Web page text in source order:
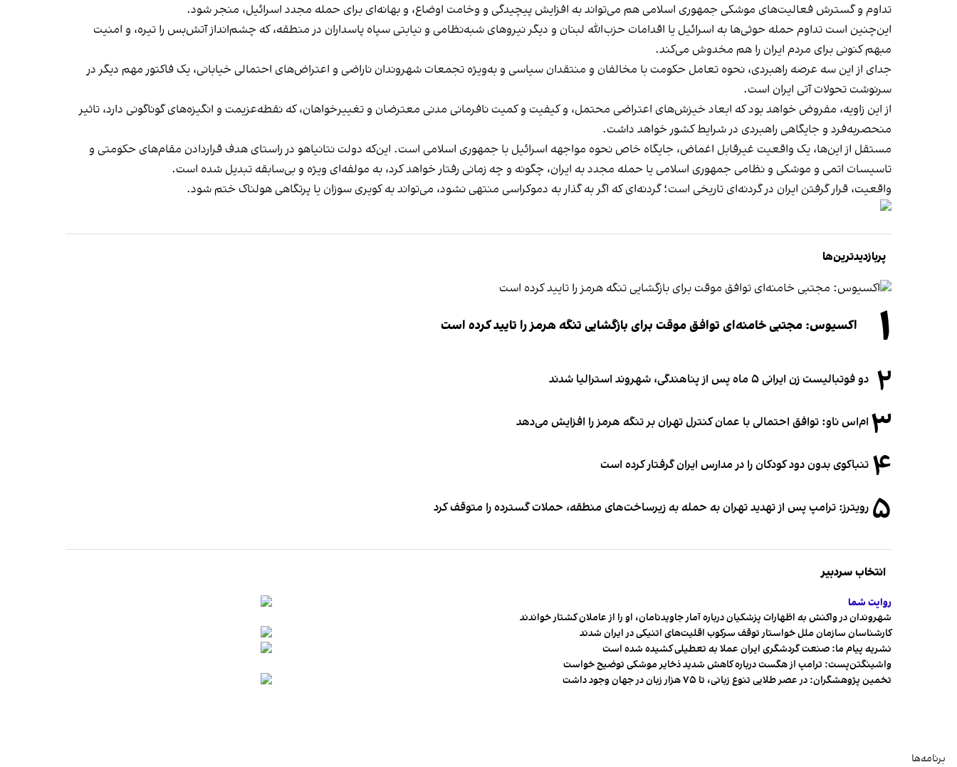
تداوم و گسترش فعالیت‌های موشکی جمهوری اسلامی هم می‌تواند به افزایش پیچیدگی و وخامت اوضاع، و بهانه‌ای برای حمله مجدد اسرائیل، منجر شود.
این‌چنین است تداوم حمله حوثی‌ها به اسرائیل یا اقدامات حزب‌الله لبنان و دیگر نیروهای شبه‌نظامی و نیابتی سپاه پاسداران در منطقه، که چشم‌انداز آتش‌بس را تیره، و امنیت
مبهم کنونی برای مردم ایران را هم مخدوش می‌کند.
‌جدای از این سه عرصه راهبردی، نحوه تعامل حکومت با مخالفان و منتقدان سیاسی و به‌ویژه تجمعات شهروندان ناراضی و اعتراض‌های احتمالی خیابانی، یک فاکتور مهم دیگر در
سرنوشت تحولات آتی ایران است.
از این زاویه، مفروض خواهد بود که ابعاد خیزش‌های اعتراضی محتمل، و کیفیت و کمیت نافرمانی مدنی معترضان و تغییرخواهان، که نقطه‌عزیمت و انگیزه‌های گوناگونی دارد، تاثیر
منحصر‌به‌فرد و جایگاهی راهبردی در شرایط کشور خواهد داشت.
مستقل از این‌ها، یک واقعیت غیرقابل اغماض، جایگاه خاص نحوه مواجهه اسرائیل با جمهوری اسلامی است. این‌که دولت نتانیاهو در راستای هدف ‌قراردادن مقام‌های حکومتی و
تاسیسات اتمی و موشکی و نظامی جمهوری اسلامی یا حمله مجدد به ایران، چگونه و چه زمانی رفتار خواهد کرد، به مولفه‌ای ویژه و بی‌سابقه تبدیل شده است.
واقعیت، قرار گرفتن ایران در گردنه‌ای تاریخی است؛ گردنه‌ای که اگر به گذار به دموکراسی منتهی نشود، می‌تواند به کویری سوزان یا پرتگاهی هولناک ختم شود.
پربازدیدترین‌ها
۱ اکسیوس: مجتبی خامنه‌ای توافق موقت برای بازگشایی تنگه هرمز را تایید کرده است
۲ دو فوتبالیست زن ایرانی ۵ ماه پس از پناهندگی، شهروند استرالیا شدند
۳ ام‌اس ناو: توافق احتمالی با عمان کنترل تهران بر تنگه هرمز را افزایش می‌دهد
۴ تنباکوی بدون دود کودکان را در مدارس ایران گرفتار کرده است
۵ رویترز: ترامپ پس از تهدید تهران به حمله به زیرساخت‌های منطقه، حملات گسترده را متوقف کرد
انتخاب سردبیر
روایت شما
شهروندان در واکنش به اظهارات پزشکیان درباره آمار جاویدنامان، او را از عاملان کشتار خواندند
کارشناسان سازمان ملل خواستار توقف سرکوب اقلیت‌های اتنیکی در ایران شدند
نشریه پیام ما: صنعت گردشگری ایران عملا به تعطیلی کشیده شده است
واشینگتن‌پست: ترامپ از هگست درباره کاهش شدید ذخایر موشکی توضیح خواست
تخمین پژوهشگران: در عصر طلایی تنوع زبانی، تا ۷۵ هزار زبان در جهان وجود داشت
برنامه‌ها